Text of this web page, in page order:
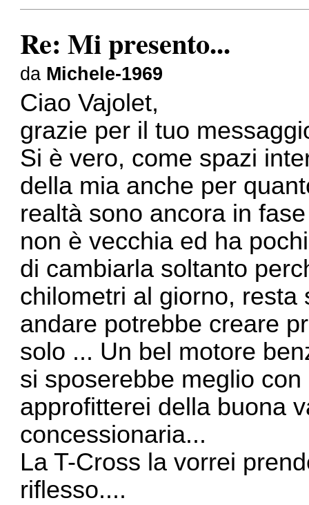
Re: Mi presento...
da Michele-1969
Ciao Vajolet,
grazie per il tuo
Si è vero, come spazi
della mia anche per
realtà sono ancora in
non è vecchia ed ha
di cambiarla soltanto
chilometri al giorno,
andare potrebbe creare
solo ... Un bel motore
si sposerebbe meglio
approfitterei della buona
concessionaria...
La T-Cross la vorrei
riflesso....